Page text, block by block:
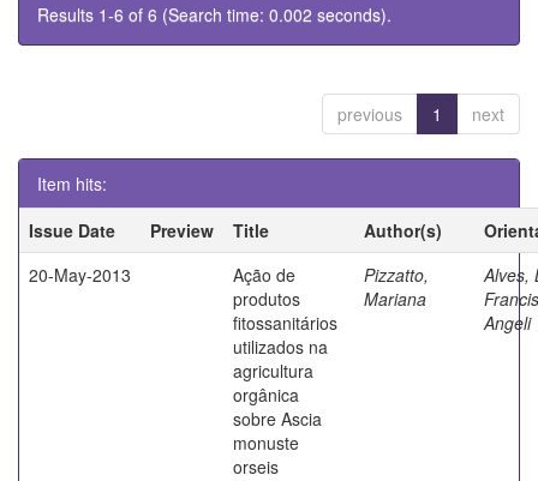
Results 1-6 of 6 (Search time: 0.002 seconds).
previous 1 next
Item hits:
Issue Date
Preview Title Author(s)
20-May-2013
Ação de
produtos
fitossanitários
utilizados na
agricultura
orgânica
sobre Ascia
monuste
orseis
Pizzatto,
Mariana
Alves,
Angeli